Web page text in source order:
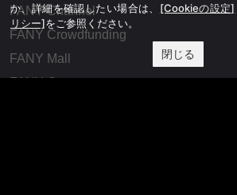
FANY Channel
FANY Crowdfunding
FANY Mall
FANY Commu
か、詳細を確認したい場合は、 [Cookieの設定]
リシー]をご参照ください。
閉じる